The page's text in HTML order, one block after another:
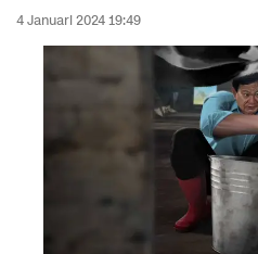
4 Januari 2024 19:49